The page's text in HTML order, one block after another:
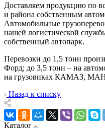
Доставляем продукцию по
и района собственным
Автомобильные
нашей логистической
собственный автопарк.
Перевозки до 1,5 тонн
Форд; до 3,5 тонн – на
на грузовиках КАМАЗ,
Назад к списку
Каталог